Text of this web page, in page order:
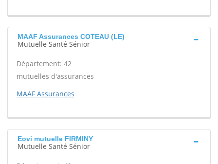
MAAF Assurances COTEAU (LE)
Mutuelle Santé Sénior
Département: 42
mutuelles d'assurances
MAAF Assurances
Eovi mutuelle FIRMINY
Mutuelle Santé Sénior